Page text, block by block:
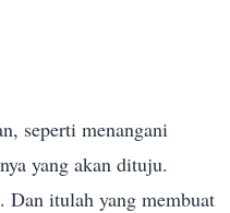
seperti menangani
yang akan dituju.
Dan itulah yang membuat